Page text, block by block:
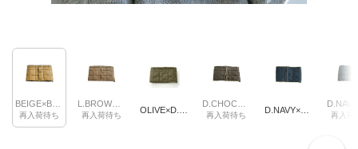
再入荷待ち
L.BROWN×BEIGE
再入荷待ち 再入荷待ち 再入荷